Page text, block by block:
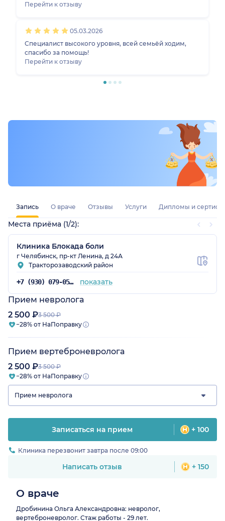
Запись О враче Отзывы Услуги Дипломы и
Места приёма (1/2):
Клиника Блокада боли
г Челябинск, пр-кт Ленина, д 24А
Тракторозаводский район
+7 (930) 079-05-47 показать
Прием невролога
2 500 ₽3 500 ₽
−28% от НаПоправку
Прием вертеброневролога
2 500 ₽3 500 ₽
−28% от НаПоправку
Прием невролога
Записаться на прием + 100
Клиника перезвонит завтра после 09:00
Написать отзыв + 150
Перейти к отзыву
05.03.2026
Специалист высокого уровня, всей семьёй ходим,
спасибо за помощь!
Перейти к отзыву
О враче
Дробинина Ольга Александровна: невролог,
вертеброневролог. Стаж работы - 29 лет.